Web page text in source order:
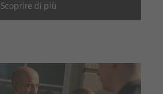
Scoprire di più